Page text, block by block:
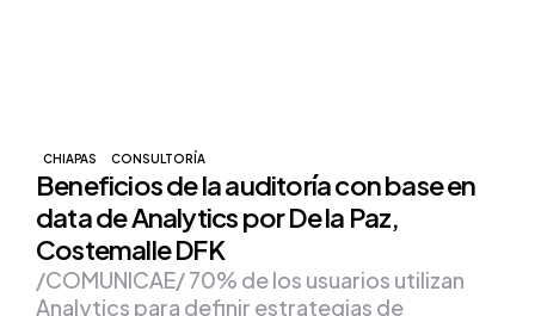
CHIAPAS CONSULTORÍA
Beneficios de la auditoría con base en
data de Analytics por De la Paz,
Costemalle DFK
/COMUNICAE/ 70% de los usuarios utilizan
Analytics para definir estrategias de